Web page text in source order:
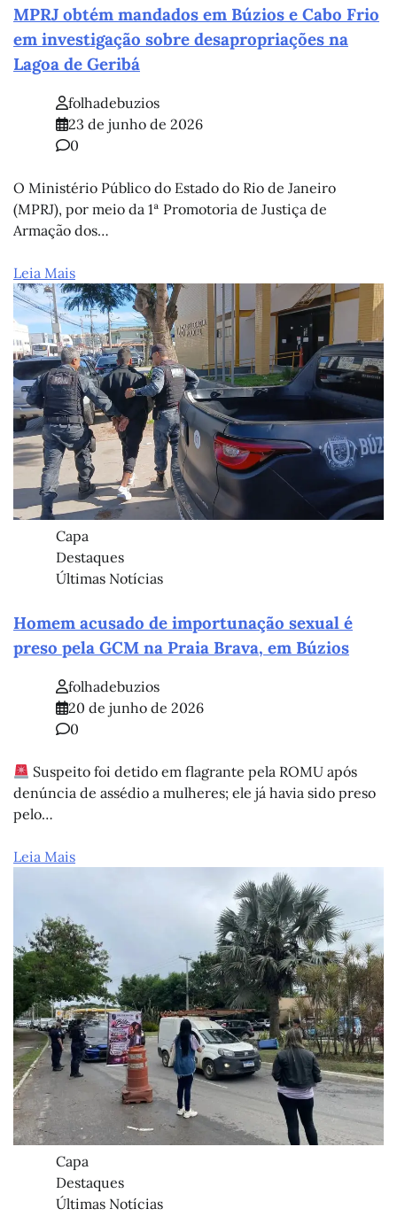
MPRJ obtém mandados em Búzios e Cabo Frio
em investigação sobre desapropriações na
Lagoa de Geribá
folhadebuzios
23 de junho de 2026
0
O Ministério Público do Estado do Rio de Janeiro
(MPRJ), por meio da 1ª Promotoria de Justiça de
Armação dos…
Leia Mais
Capa
Destaques
Últimas Notícias
Homem acusado de importunação sexual é
preso pela GCM na Praia Brava, em Búzios
folhadebuzios
20 de junho de 2026
0
Suspeito foi detido em flagrante pela ROMU após
denúncia de assédio a mulheres; ele já havia sido preso
pelo…
Leia Mais
Capa
Destaques
Últimas Notícias